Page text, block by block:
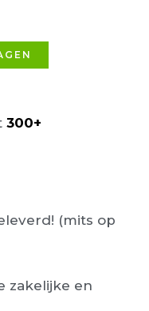
300+
(mits op
zakelijke en